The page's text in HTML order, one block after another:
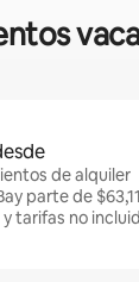
de alquiler
parte de
tarifas no